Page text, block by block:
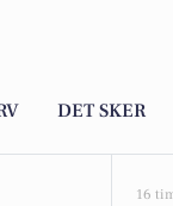
DET SKER
16